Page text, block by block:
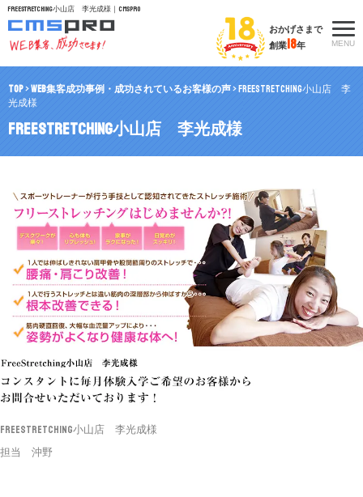
FreeStretching小山店 李光成様｜CMSpro
おかげさまで
創業18年 MENU
TOP>WEB集客成功事例・成功されているお客様の声>FreeStretching小山店 李
光成様
FreeStretching小山店 李光成様
FreeStretching小山店 李光成様
担当 沖野